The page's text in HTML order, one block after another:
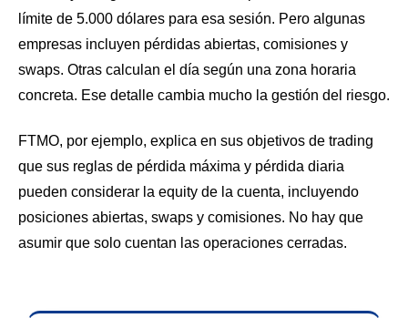
límite de 5.000 dólares para esa sesión. Pero algunas
empresas incluyen pérdidas abiertas, comisiones y
swaps. Otras calculan el día según una zona horaria
concreta. Ese detalle cambia mucho la gestión del riesgo.
FTMO, por ejemplo, explica en sus objetivos de trading
que sus reglas de pérdida máxima y pérdida diaria
pueden considerar la equity de la cuenta, incluyendo
posiciones abiertas, swaps y comisiones. No hay que
asumir que solo cuentan las operaciones cerradas.